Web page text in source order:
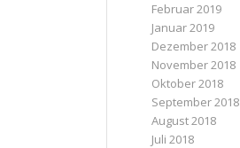
Februar 2019
Januar 2019
Dezember 2018
November 2018
Oktober 2018
September 2018
August 2018
Juli 2018